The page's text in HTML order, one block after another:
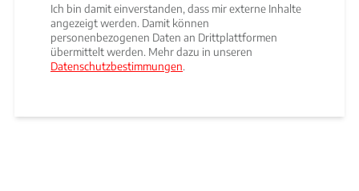
Ich bin damit einverstanden, dass mir externe Inhalte
angezeigt werden. Damit können
personenbezogenen Daten an Drittplattformen
übermittelt werden. Mehr dazu in unseren
Datenschutzbestimmungen.